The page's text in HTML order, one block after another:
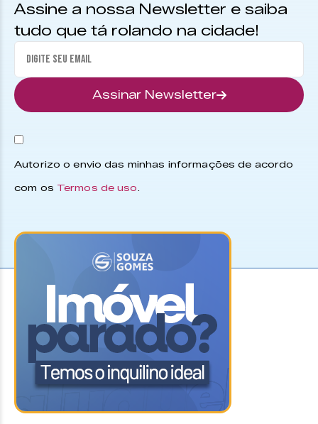
Assine a nossa Newsletter e saiba
tudo que tá rolando na cidade!
Assinar Newsletter
Autorizo o envio das minhas informações de acordo
com os Termos de uso.